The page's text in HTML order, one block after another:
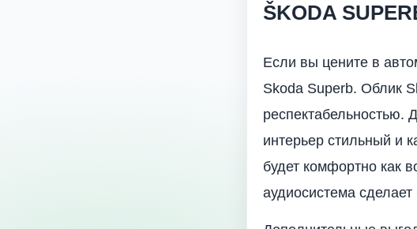
ŠKODA
Если вы цените в
Skoda Superb. Облик
респектабельностью.
интерьер стильный и
будет комфортно как
аудиосистема